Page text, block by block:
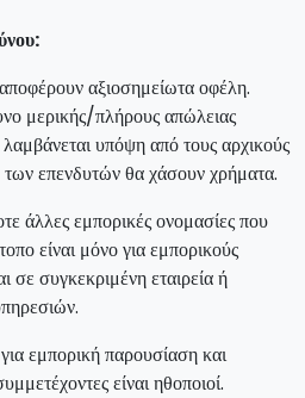
αξιοσημείωτα οφέλη.
μερικής/πλήρους απώλειας
υπόψη από τους αρχικούς
επενδυτών θα χάσουν χρήματα.
άλλες εμπορικές ονομασίες που
είναι μόνο για εμπορικούς
σε συγκεκριμένη εταιρεία ή
εμπορική παρουσίαση και
είναι ηθοποιοί.